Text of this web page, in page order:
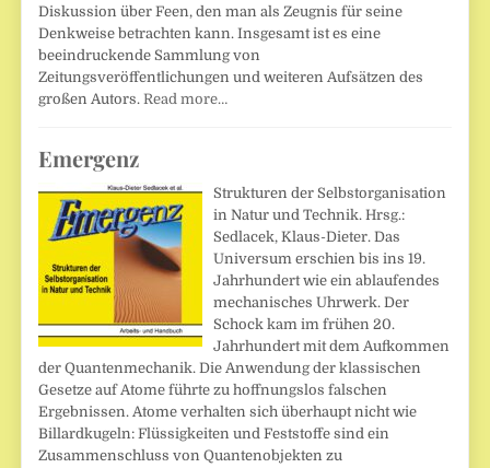
Diskussion über Feen, den man als Zeugnis für seine
Denkweise betrachten kann. Insgesamt ist es eine
beeindruckende Sammlung von
Zeitungsveröffentlichungen und weiteren Aufsätzen des
großen Autors.Read more…
Emergenz
Strukturen der Selbstorganisation
in Natur und Technik. Hrsg.:
Sedlacek, Klaus-Dieter. Das
Universum erschien bis ins 19.
Jahrhundert wie ein ablaufendes
mechanisches Uhrwerk. Der
Schock kam im frühen 20.
Jahrhundert mit dem Aufkommen
der Quantenmechanik. Die Anwendung der klassischen
Gesetze auf Atome führte zu hoffnungslos falschen
Ergebnissen. Atome verhalten sich überhaupt nicht wie
Billardkugeln: Flüssigkeiten und Feststoffe sind ein
Zusammenschluss von Quantenobjekten zu